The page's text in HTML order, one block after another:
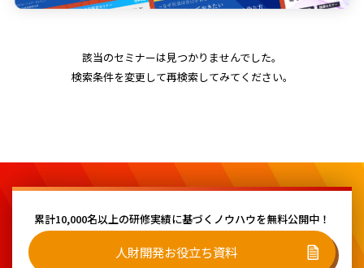
該当のセミナーは見つかりませんでした。
検索条件を変更して再検索してみてください。
累計10,000名以上の研修実績に基づく ノウハウを無料公開中！
人財開発お役立ち資料